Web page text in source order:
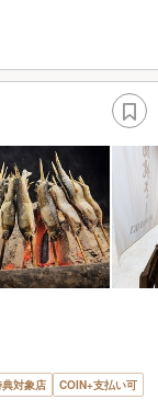
対象店
COIN+支払い可